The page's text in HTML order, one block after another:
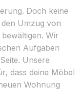
Doch keine
Umzug von
Wir
Aufgaben
Unsere
dass deine Möbel
Wohnung